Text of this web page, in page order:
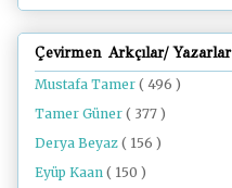
Çevirmen Arkçılar/ Yazarlar
Mustafa Tamer ( 496 )
Tamer Güner ( 377 )
Derya Beyaz ( 156 )
Eyüp Kaan ( 150 )